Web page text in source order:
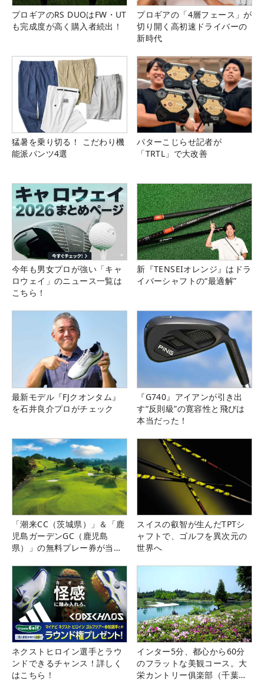
プロギアのRS DUOはFW・UT
も完成度が高く購入者続出！
プロギアの「4層フェース」が
切り開く高初速ドライバーの
新時代
猛暑を乗り切る！ こだわり機
能派パンツ4選
パターこじらせ記者が
「TRTL」で大改善
今年も男女プロが強い「キャ
ロウェイ」のニュース一覧は
こちら！
新『TENSEIオレンジ』はドラ
イバーシャフトの“最適解”
最新モデル『FJクオンタム』
を石井良介プロがチェック
『G740』アイアンが引き出
す“反則級”の寛容性と飛びは
本当だった！
「潮来CC（茨城県）」＆「鹿
児島ガーデンGC（鹿児島
県）」の無料プレー券が当た
スイスの叡智が生んだTPTシ
ャフトで、ゴルフを異次元の
世界へ
ネクストヒロイン選手とラウ
ンドできるチャンス！詳しく
はこちら！
インター5分、都心から60分
のフラットな美観コース。大
栄カントリー俱楽部（千葉